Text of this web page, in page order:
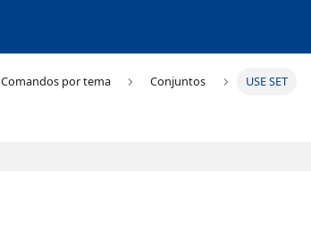
Comandos por tema Conjuntos USE SET